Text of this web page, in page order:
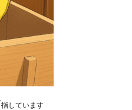
しています